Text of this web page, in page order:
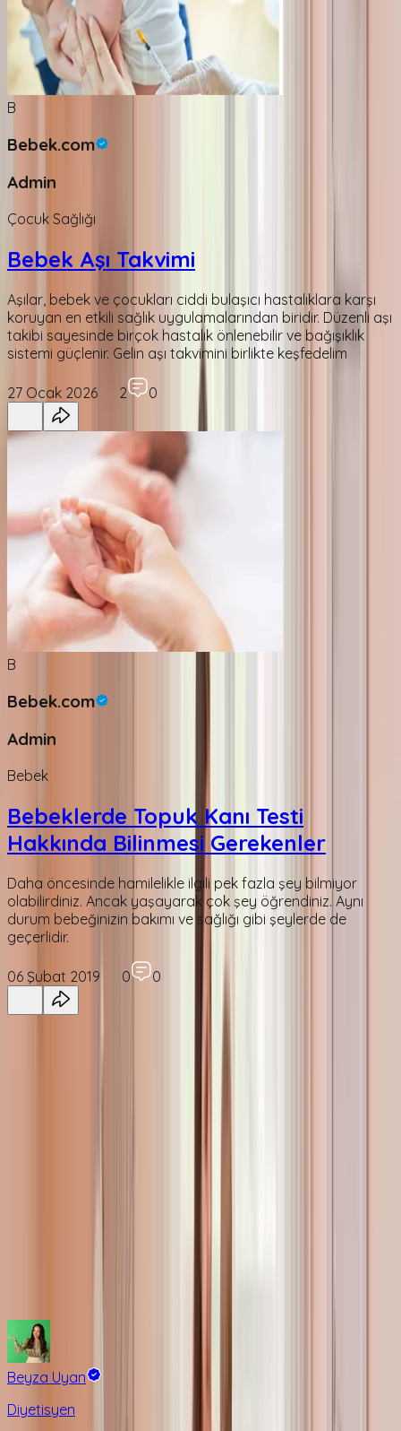
B
Bebek.com
Admin
Çocuk Sağlığı
Bebek Aşı Takvimi
Aşılar, bebek ve çocukları ciddi bulaşıcı hastalıklara karşı
koruyan en etkili sağlık uygulamalarından biridir. Düzenli aşı
takibi sayesinde birçok hastalık önlenebilir ve bağışıklık
sistemi güçlenir. Gelin aşı takvimini birlikte keşfedelim
27 Ocak 2026 2 0
B
Bebek.com
Admin
Bebek
Bebeklerde Topuk Kanı Testi
Hakkında Bilinmesi Gerekenler
Daha öncesinde hamilelikle ilgili pek fazla şey bilmiyor
olabilirdiniz. Ancak yaşayarak çok şey öğrendiniz. Aynı
durum bebeğinizin bakımı ve sağlığı gibi şeylerde de
geçerlidir.
06 Şubat 2019 0 0
Emzirme Danışmanlığı
Beyza Uyan
Diyetisyen